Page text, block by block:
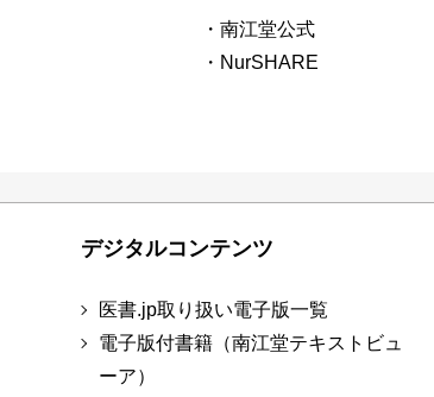
・南江堂公式
・NurSHARE
デジタルコンテンツ
医書.jp取り扱い電子版一覧
電子版付書籍（南江堂テキストビュ
ーア）